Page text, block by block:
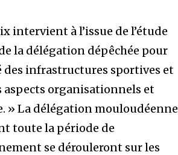
intervient à l’issue de l’étude
la délégation dépêchée pour
des infrastructures sportives et
aspects organisationnels et
» La délégation mouloudéenne
toute la période de
se dérouleront sur les